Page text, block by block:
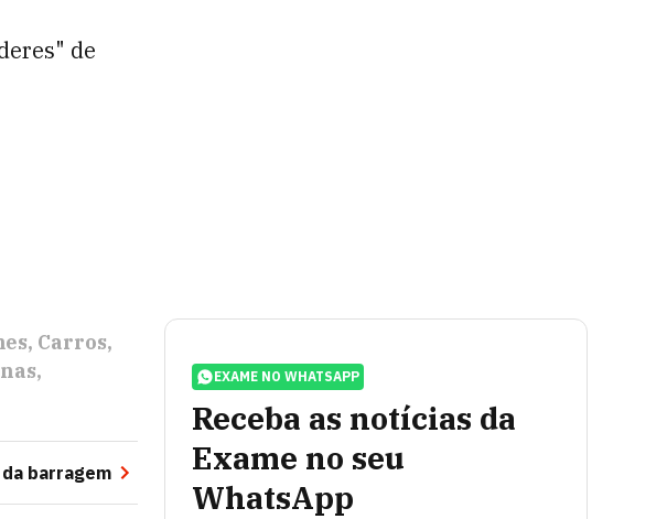
de
Carros
barragem
EXAME NO WHATSAPP
Receba as notícias da
Exame no seu
WhatsApp